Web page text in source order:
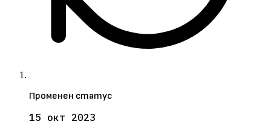
Променен статус
15 окт 2023